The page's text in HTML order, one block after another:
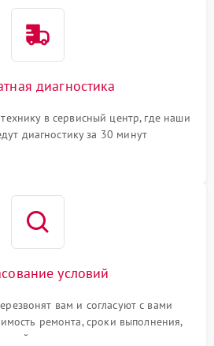
диагностика
в сервисный центр, где наши
диагностику за 30 минут
условий
вам и согласуют с вами
ремонта, сроки выполнения,
условия